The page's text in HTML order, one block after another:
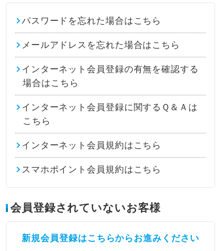
パスワードを忘れた場合はこちら
メールアドレスを忘れた場合はこちら
インターネット会員登録の有無を確認する
場合はこちら
インターネット会員登録に関するＱ＆Ａは
こちら
インターネット会員規約はこちら
スマホポイント会員規約はこちら
会員登録されていないお客様
新規会員登録はこちらからお進みください